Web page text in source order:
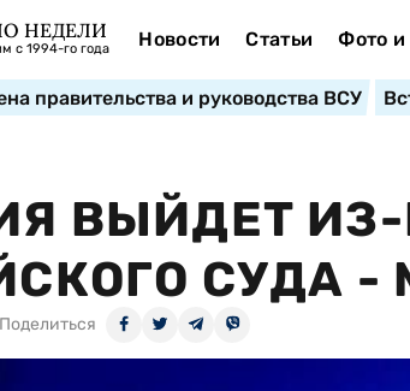
НЕДЕЛИ
с 1994-го года Новости Статьи Фото и
правительства и руководства ВСУ
ВЫЙДЕТ
СУДА -
Поделиться